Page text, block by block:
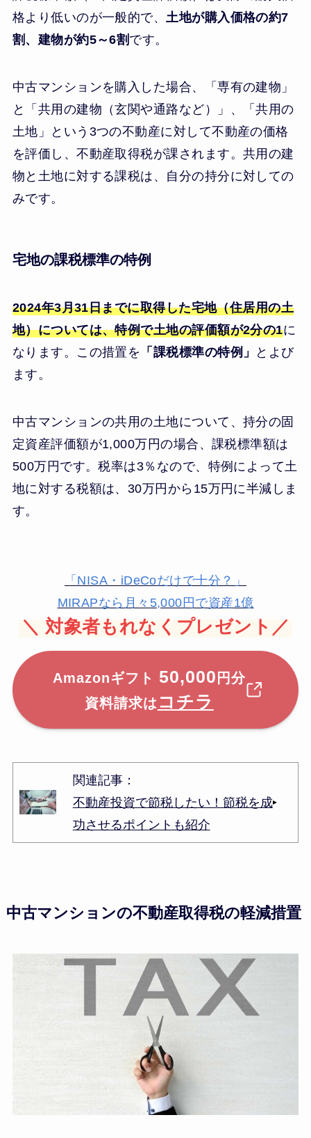
格より低いのが一般的で、土地が購入価格の約7
割、建物が約5～6割 です。
中古マンションを購入した場合、「専有の建物」
と「共用の建物（玄関や通路など）」、「共用の
土地」という3つの不動産に対して不動産の価格
を評価し、不動産取得税が課されます。共用の建
物と土地に対する課税は、自分の持分に対しての
みです。
宅地の課税標準の特例
2024年3月31日までに取得した宅地（住居用の土
地）については、特例で土地の評価額が2分の1に
なります。この措置を 「課税標準の特例」
とよび
ます。
中古マンションの共用の土地について、持分の固
定資産評価額が1,000万円の場合、課税標準額は
500万円です。税率は3％なので、特例によって土
地に対する税額は、30万円から15万円に半減しま
す。
「NISA・iDeCoだけで十分？」
MIRAPなら月々5,000円で資産1億
＼ 対象者もれなくプレゼント／
Amazonギフト 50,000 円分
資料請求は コチラ
関連記事：
不動産投資で節税したい！節税を成
功させるポイントも紹介
中古マンションの不動産取得税の軽減措置